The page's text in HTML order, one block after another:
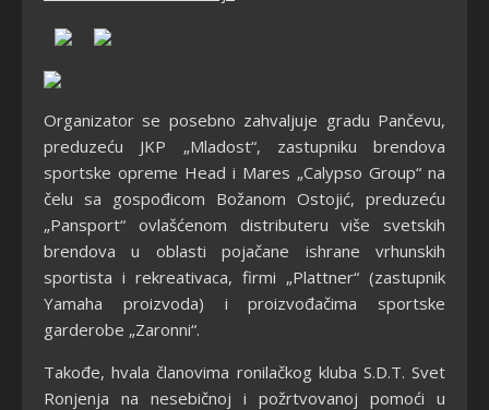
Organizator se posebno zahvaljuje gradu Pančevu,
preduzeću JKP „Mladost“, zastupniku brendova
sportske opreme Head i Mares „Calypso Group“ na
čelu sa gospođicom Božanom Ostojić, preduzeću
„Pansport“ ovlašćenom distributeru više svetskih
brendova u oblasti pojačane ishrane vrhunskih
sportista i rekreativaca, firmi „Plattner“ (zastupnik
Yamaha proizvoda) i proizvođačima sportske
garderobe „Zaronni“.
Takođe, hvala članovima ronilačkog kluba S.D.T. Svet
Ronjenja na nesebičnoj i požrtvovanoj pomoći u